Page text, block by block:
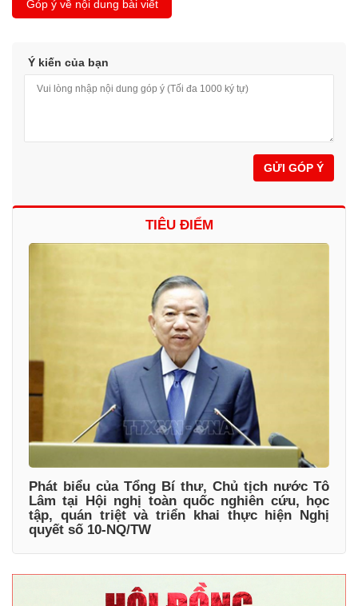
Góp ý về nội dung bài viết
Ý kiến của bạn
GỬI GÓP Ý
TIÊU ĐIỂM
Phát biểu của Tổng Bí thư, Chủ tịch nước Tô
Lâm tại Hội nghị toàn quốc nghiên cứu, học
tập, quán triệt và triển khai thực hiện Nghị
quyết số 10-NQ/TW